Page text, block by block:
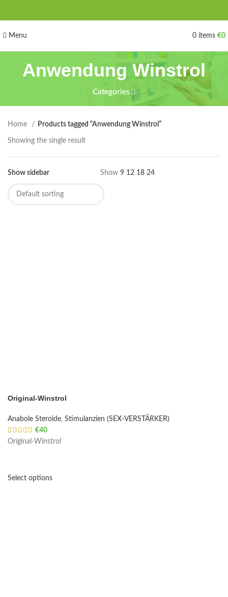
Menu 0 items €0
Anwendung Winstrol
Categories
Home Products tagged “Anwendung Winstrol”
Showing the single result
Show sidebar Show 9 12 18 24
Original-Winstrol
Anabole Steroide, Stimulanzien (SEX-VERSTÄRKER)
€40
Original-Winstrol
Select options